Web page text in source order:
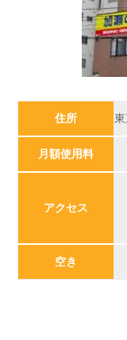
住所
月額使用料
アクセス
空き